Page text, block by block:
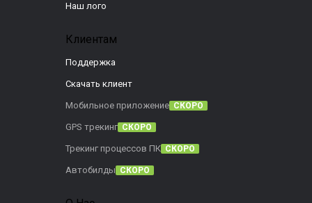
Наш лого
Клиентам
Поддержка
Скачать клиент
Мобильное приложение СКОРО
GPS трекинг СКОРО
Трекинг процессов ПК СКОРО
Автобилды СКОРО